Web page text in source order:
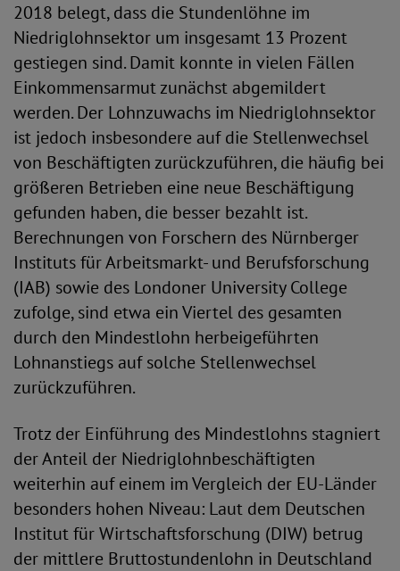
2018 belegt, dass die Stundenlöhne im
Niedriglohnsektor um insgesamt 13 Prozent
gestiegen sind. Damit konnte in vielen Fällen
Einkommensarmut zunächst abgemildert
werden. Der Lohnzuwachs im Niedriglohnsektor
ist jedoch insbesondere auf die Stellenwechsel
von Beschäftigten zurückzuführen, die häufig bei
größeren Betrieben eine neue Beschäftigung
gefunden haben, die besser bezahlt ist.
Berechnungen von Forschern des Nürnberger
Instituts für Arbeitsmarkt- und Berufsforschung
(IAB) sowie des Londoner University College
zufolge, sind etwa ein Viertel des gesamten
durch den Mindestlohn herbeigeführten
Lohnanstiegs auf solche Stellenwechsel
zurückzuführen.
Trotz der Einführung des Mindestlohns stagniert
der Anteil der Niedriglohnbeschäftigten
weiterhin auf einem im Vergleich der EU-Länder
besonders hohen Niveau: Laut dem Deutschen
Institut für Wirtschaftsforschung (DIW) betrug
der mittlere Bruttostundenlohn in Deutschland